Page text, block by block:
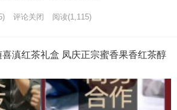
评论关闭 阅读(1,115)
滇红茶礼盒 凤庆正宗蜜香果香红茶醇